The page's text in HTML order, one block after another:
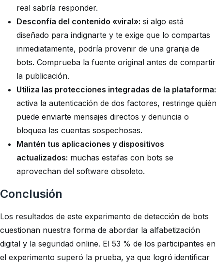
real sabría responder.
Desconfía del contenido «viral»: si algo está
diseñado para indignarte y te exige que lo compartas
inmediatamente, podría provenir de una granja de
bots. Comprueba la fuente original antes de compartir
la publicación.
Utiliza las protecciones integradas de la plataforma:
activa la autenticación de dos factores, restringe quién
puede enviarte mensajes directos y denuncia o
bloquea las cuentas sospechosas.
Mantén tus aplicaciones y dispositivos
actualizados: muchas estafas con bots se
aprovechan del software obsoleto.
Conclusión
Los resultados de este experimento de detección de bots
cuestionan nuestra forma de abordar la alfabetización
digital y la seguridad online. El 53 % de los participantes en
el experimento superó la prueba, ya que logró identificar